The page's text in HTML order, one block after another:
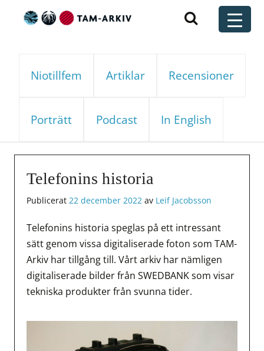
Huvudnavigering
Niotillfem Artiklar Recensioner
Porträtt Podcast In English
Telefonins historia
Publicerat 22 december 2022 av Leif Jacobsson
Telefonins historia speglas på ett intressant
sätt genom vissa digitaliserade foton som TAM-
Arkiv har tillgång till. Vårt arkiv har nämligen
digitaliserade bilder från SWEDBANK som visar
tekniska produkter från svunna tider.